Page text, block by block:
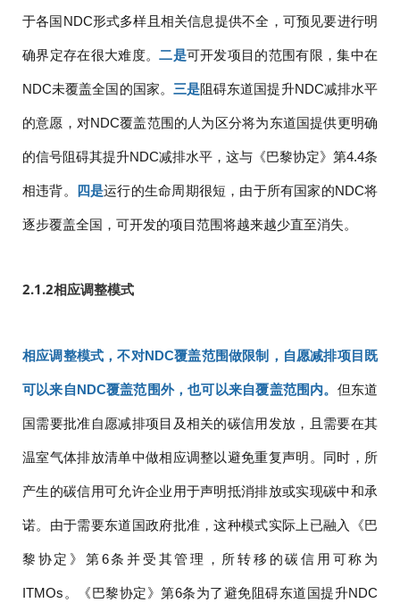
于各国NDC形式多样且相关信息提供不全，可预见要进行明
确界定存在很大难度。二是可开发项目的范围有限，集中在
NDC未覆盖全国的国家。 三是阻碍东道国提升NDC减排水平
的意愿，对NDC覆盖范围的人为区分将为东道国提供更明确
的信号阻碍其提升NDC减排水平，这与《巴黎协定》第4.4条
相违背。 四是运行的生命周期很短，由于所有国家的NDC将
逐步覆盖全国，可开发的项目范围将越来越少直至消失。
2.1.2相应调整模式
相应调整模式，不对NDC覆盖范围做限制，自愿减排项目既
可以来自NDC覆盖范围外，也可以来自覆盖范围内。 但东道
国需要批准自愿减排项目及相关的碳信用发放，且需要在其
温室气体排放清单中做相应调整以避免重复声明。同时，所
产生的碳信用可允许企业用于声明抵消排放或实现碳中和承
诺。由于需要东道国政府批准，这种模式实际上已融入《巴
黎协定》第6条并受其管理，所转移的碳信用可称为
ITMOs。《巴黎协定》第6条为了避免阻碍东道国提升NDC